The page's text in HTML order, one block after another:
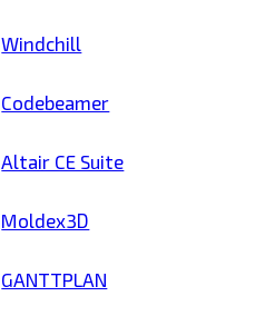
Windchill
Codebeamer
Altair CE Suite
Moldex3D
GANTTPLAN